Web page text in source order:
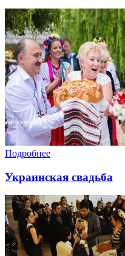
Подробнее
Украинская свадьба